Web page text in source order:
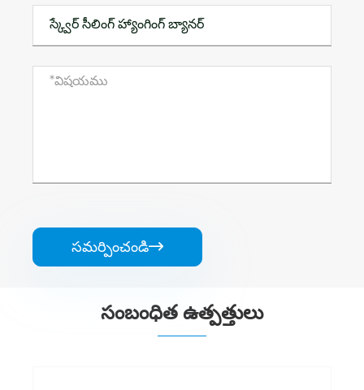
సమర్పించండి
సంబంధిత ఉత్పత్తులు